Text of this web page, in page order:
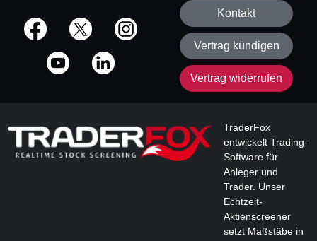
offizielle Social Media-Accounts
Kontakt
Vertrag kündigen
Vertrag widerrufen
TraderFox
entwickelt Trading-
Software für
Anleger und
Trader. Unser
Echtzeit-
Aktienscreener
setzt Maßstäbe in